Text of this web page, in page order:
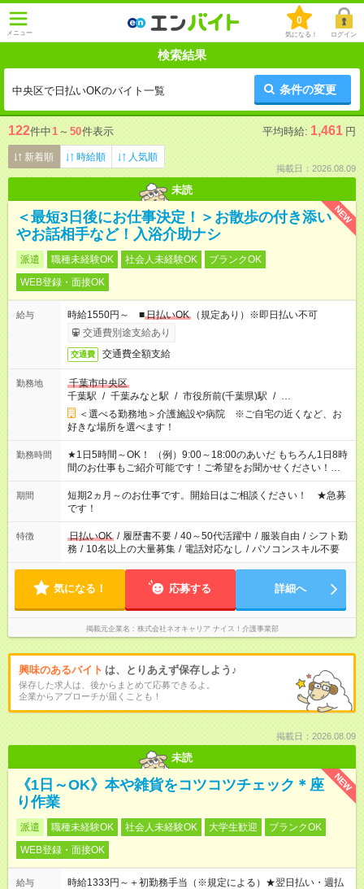
メニュー
0
気になる！ ログイン
検索結果
中央区で日払いOKのバイト一覧 条件の変更
122件中1 ～ 50件表示 平均時給: 1,461 円
新着順 時給順 人気順
掲載日：2026.08.09
未読
NEW
＜最短3日後にお仕事決定！＞お散歩の付き添い
やお話相手など！入浴介助ナシ
派遣 職種未経験OK 社会人未経験OK
ブランクOK
WEB登録・面接OK
給与 時給1550円～ ■日払いOK
（規定あり）※即日払い不可
交通費別途支給あり
交通費 交通費全額支給
勤務地
千葉市中央区
千葉駅 / 千葉みなと駅 / 市役所前(千葉県)駅 / …
＜選べる勤務地＞介護施設や病院 ※ご自宅の近くなど、お
好きな場所を選べます！
勤務時間
★1日5時間～OK！ （例）9:00～18:00のあいだ もちろん1日8時
間のお仕事もご紹介可能です！ご希望をお聞かせください！★家
庭の都合でお休みが必要な場合も遠慮なくご相談ください。 ※
週最低15時間以上の勤務が必要です
期間
短期2ヵ月～のお仕事です。開始日はご相談ください！ ★急募
です！
特徴 日払いOK / 履歴書不要 / 40～50代活躍中 / 服装自由 / シフト勤
務 / 10名以上の大量募集 / 電話対応なし / パソコンスキル不要
気になる！ 応募する 詳細へ
掲載元企業名 株式会社ネオキャリア ナイス！介護事業部
興味のあるバイト は、とりあえず保存しよう♪
保存した求人は、後からまとめて応募できるよ。
企業からアプローチが届くことも！
掲載日：2026.08.09
未読
NEW
《1日～OK》本や雑貨をコツコツチェック＊座
り作業
派遣 職種未経験OK 社会人未経験OK 大学生歓迎
ブランクOK
WEB登録・面接OK
給与
時給1333円～＋初勤務手当（※規定による）★翌日払い・週払